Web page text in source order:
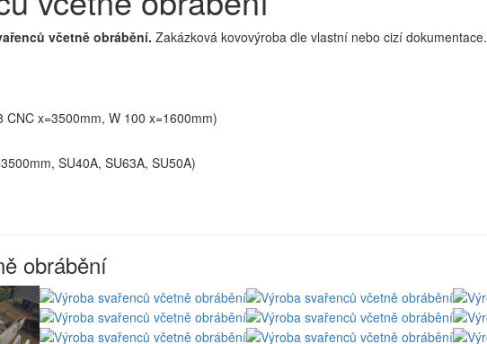
včetně obrábění. Zakázková kovovýroba dle vlastní nebo cizí dokumentace.
CNC x=3500mm, W 100 x=1600mm)
SU40A, SU63A, SU50A)
obrábění